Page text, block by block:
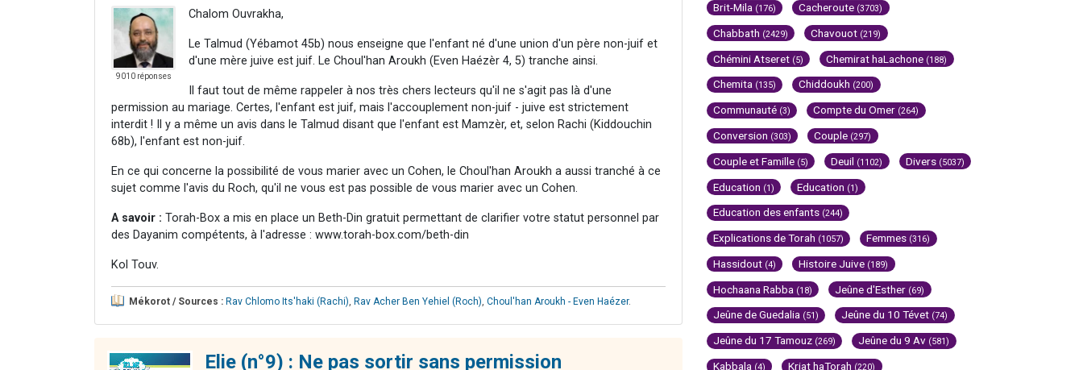
9010 réponses
Chalom Ouvrakha,
Le Talmud (Yébamot 45b) nous enseigne que l'enfant né d'une union d'un père non-juif et
d'une mère juive est juif. Le Choul'han Aroukh (Even Haézèr 4, 5) tranche ainsi.
Il faut tout de même rappeler à nos très chers lecteurs qu'il ne s'agit pas là d'une
permission au mariage. Certes, l'enfant est juif, mais l'accouplement non-juif - juive est strictement
interdit ! Il y a même un avis dans le Talmud disant que l'enfant est Mamzèr, et, selon Rachi (Kiddouchin
68b), l'enfant est non-juif.
En ce qui concerne la possibilité de vous marier avec un Cohen, le Choul'han Aroukh a aussi tranché à ce
sujet comme l'avis du Roch, qu'il ne vous est pas possible de vous marier avec un Cohen.
A savoir : Torah-Box a mis en place un Beth-Din gratuit permettant de clarifier votre statut personnel par
des Dayanim compétents, à l'adresse : www.torah-box.com/beth-din
Kol Touv.
Mékorot / Sources : Rav Chlomo Its'haki (Rachi) Rav Acher Ben Yehiel (Roch) Choul'han Aroukh - Even Haézer.
Elie (n°9) : Ne pas sortir sans permission
Brit-Mila (176) Cacheroute (3703)
Chabbath (2429) Chavouot (219)
Chémini Atseret (5) Chemirat haLachone (188)
Chemita (135) Chiddoukh (200)
Communauté (3) Compte du Omer (264)
Conversion (303) Couple (297)
Couple et Famille (5) Deuil (1102) Divers (5037)
Education (1) Education (1)
Education des enfants (244)
Explications de Torah (1057) Femmes (316)
Hassidout (4) Histoire Juive (189)
Hochaana Rabba (18) Jeûne d'Esther (69)
Jeûne de Guedalia (51) Jeûne du 10 Tévet (74)
Jeûne du 17 Tamouz (269) Jeûne du 9 Av (581)
Kabbala (4) Kriat haTorah (220)